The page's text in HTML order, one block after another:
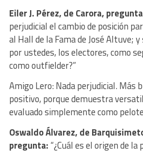
Eiler J. Pérez, de Carora,
perjudicial el cambio de posición
al Hall de la Fama de José Altuve;
por ustedes, los electores, como
como outfielder?”
Amigo Lero: Nada perjudicial. Más
positivo, porque demuestra
evaluado simplemente como
Oswaldo Álvarez, de
pregunta: “¿Cuál es el origen de